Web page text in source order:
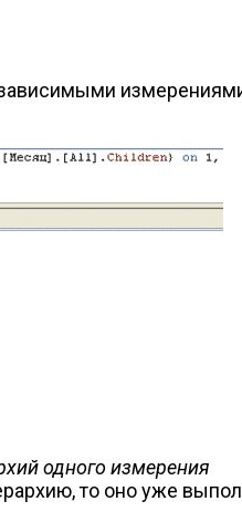
одного измерения
то оно уже